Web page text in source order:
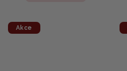
Akce